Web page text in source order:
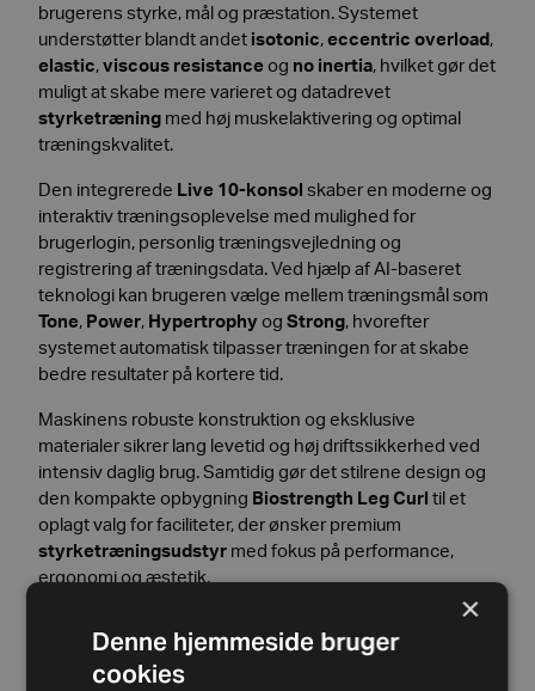
brugerens styrke, mål og præstation. Systemet
understøtter blandt andet isotonic, eccentric overload ,
elastic, viscous resistance og no inertia, hvilket gør det
muligt at skabe mere varieret og datadrevet
styrketræning med høj muskelaktivering og optimal
træningskvalitet.
Den integrerede Live 10-konsol skaber en moderne og
interaktiv træningsoplevelse med mulighed for
brugerlogin, personlig træningsvejledning og
registrering af træningsdata. Ved hjælp af AI-baseret
teknologi kan brugeren vælge mellem træningsmål som
Tone, Power, Hypertrophy og Strong, hvorefter
systemet automatisk tilpasser træningen for at skabe
bedre resultater på kortere tid.
Maskinens robuste konstruktion og eksklusive
materialer sikrer lang levetid og høj driftssikkerhed ved
intensiv daglig brug. Samtidig gør det stilrene design og
den kompakte opbygning Biostrength Leg Curl til et
oplagt valg for faciliteter, der ønsker premium
styrketræningsudstyr med fokus på performance,
ergonomi og æstetik.
Black-version og i den eksklusive Technogym Sand
Stone-kollektion, hvor avanceret styrketræning
×
Denne hjemmeside bruger
cookies